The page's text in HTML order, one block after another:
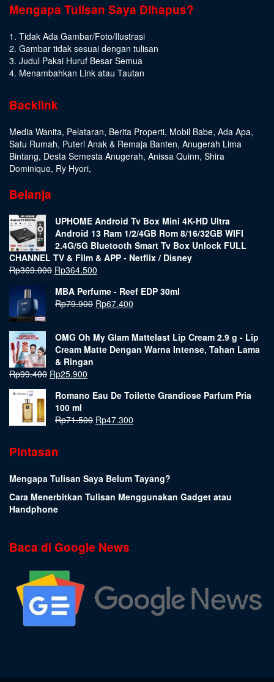
Mengapa Tulisan Saya Dihapus?
1. Tidak Ada Gambar/Foto/Ilustrasi
2. Gambar tidak sesuai dengan tulisan
3. Judul Pakai Huruf Besar Semua
4. Menambahkan Link atau Tautan
Backlink
Media Wanita, Pelataran, Berita Properti, Mobil Babe, Ada Apa,
Satu Rumah, Puteri Anak & Remaja Banten, Anugerah Lima
Bintang, Desta Semesta Anugerah, Anissa Quinn, Shira
Dominique, Ry Hyori,
Belanja
UPHOME Android Tv Box Mini 4K-HD Ultra
Android 13 Ram 1/2/4GB Rom 8/16/32GB WIFI
2.4G/5G Bluetooth Smart Tv Box Unlock FULL
CHANNEL TV & Film & APP - Netflix / Disney
Rp369.000 Rp364.500
MBA Perfume - Reef EDP 30ml
Rp79.900 Rp67.400
OMG Oh My Glam Mattelast Lip Cream 2.9 g - Lip
Cream Matte Dengan Warna Intense, Tahan Lama
& Ringan
Rp99.400 Rp25.900
Romano Eau De Toilette Grandiose Parfum Pria
100 ml
Rp71.500 Rp47.300
Pintasan
Mengapa Tulisan Saya Belum Tayang?
Cara Menerbitkan Tulisan Menggunakan Gadget atau
Handphone
Baca di Google News